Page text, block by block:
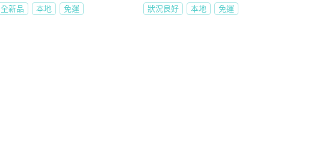
全新品 本地 免運 狀況良好 本地 免運